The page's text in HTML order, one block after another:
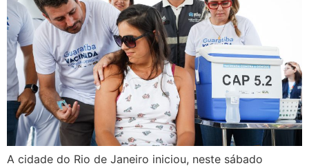
A cidade do Rio de Janeiro iniciou, neste sábado